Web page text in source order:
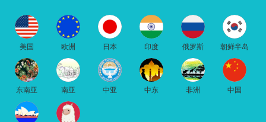
美国 欧洲 日本 印度 俄罗斯 朝鲜半岛
东南亚 南亚 中亚 中东 非洲 中国